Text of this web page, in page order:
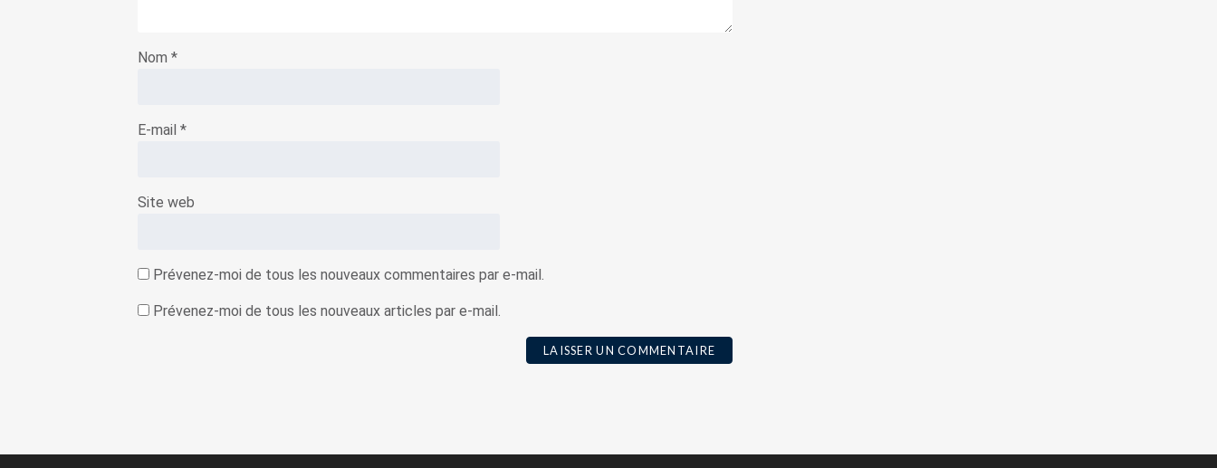
Nom *
E-mail *
Site web
Prévenez-moi de tous les nouveaux commentaires par e-mail.
Prévenez-moi de tous les nouveaux articles par e-mail.